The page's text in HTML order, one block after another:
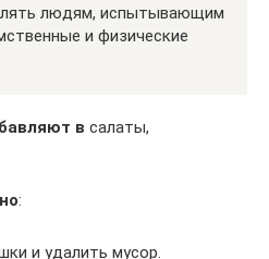
людям, испытывающим
и физические
в салаты,
:
и удалить мусор.